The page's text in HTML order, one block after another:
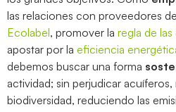
las relaciones con proveedores
Ecolabel, promover la regla de las
apostar por la eficiencia
debemos buscar una forma
actividad; sin perjudicar
biodiversidad, reduciendo las